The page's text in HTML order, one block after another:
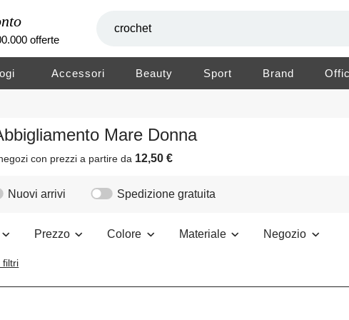
offerte
Accessori Beauty Sport Brand
Mare Donna
con prezzi a partire da 12,50 €
Nuovi arrivi Spedizione gratuita
Prezzo Colore Materiale Negozio
filtri